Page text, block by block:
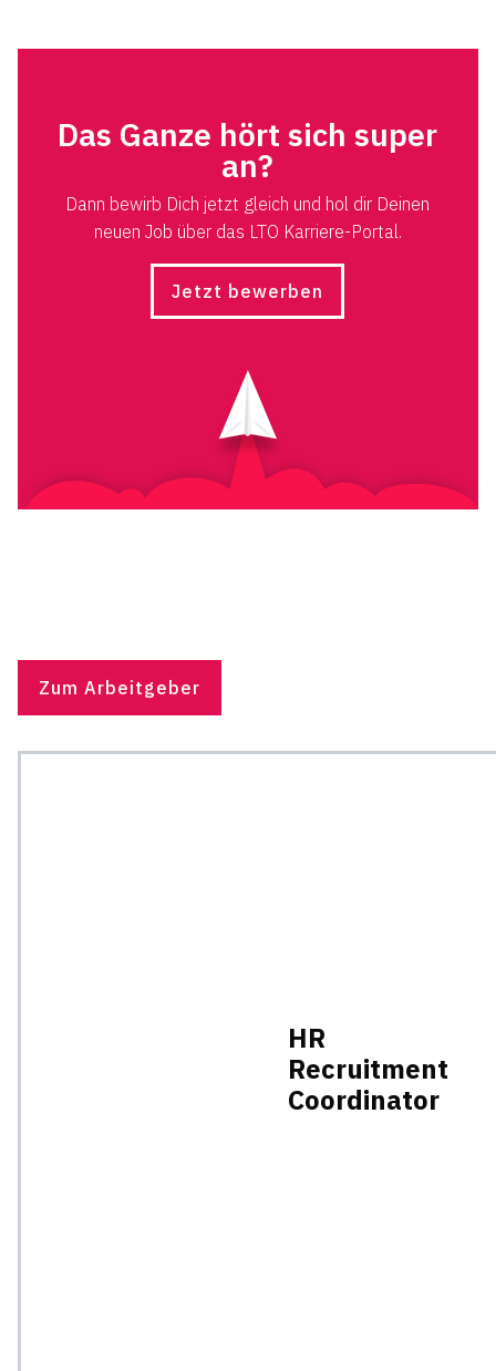
Zum Arbeitgeber
HR
Recruitment
Coordinator
Das Ganze hört sich super
an?
Dann bewirb Dich jetzt gleich und hol dir Deinen
neuen Job über das LTO Karriere-Portal.
Jetzt bewerben